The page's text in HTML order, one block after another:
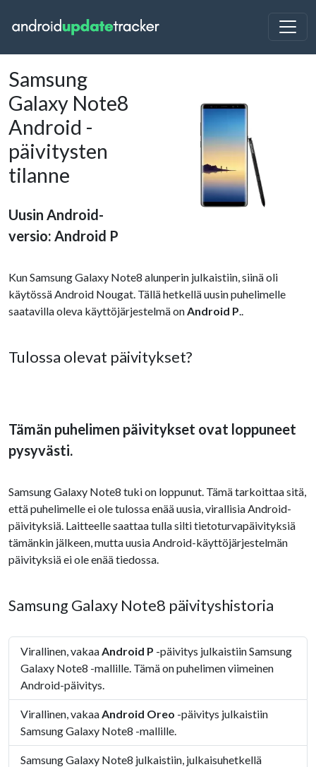
Samsung
Galaxy Note8
Android -
päivitysten
tilanne
Uusin Android-
versio: Android P
Kun Samsung Galaxy Note8 alunperin julkaistiin, siinä oli
käytössä Android Nougat. Tällä hetkellä uusin puhelimelle
saatavilla oleva käyttöjärjestelmä onAndroid P..
Tulossa olevat päivitykset?
Tämän puhelimen päivitykset ovat loppuneet
pysyvästi.
Samsung Galaxy Note8 tuki on loppunut. Tämä tarkoittaa sitä,
että puhelimelle ei ole tulossa enää uusia, virallisia Android-
päivityksiä. Laitteelle saattaa tulla silti tietoturvapäivityksiä
tämänkin jälkeen, mutta uusia Android-käyttöjärjestelmän
päivityksiä ei ole enää tiedossa.
Samsung Galaxy Note8 päivityshistoria
Virallinen, vakaaAndroid P -päivitys julkaistiin Samsung
Galaxy Note8 -mallille. Tämä on puhelimen viimeinen
Android-päivitys.
Virallinen, vakaaAndroid Oreo -päivitys julkaistiin
Samsung Galaxy Note8 -mallille.
Samsung Galaxy Note8 julkaistiin, julkaisuhetkellä